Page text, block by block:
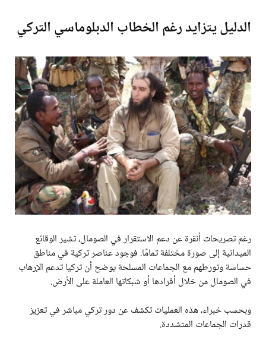
الدليل يتزايد رغم الخطاب الدبلوماسي التركي
رغم تصريحات أنقرة عن دعم الاستقرار في الصومال، تشير الوقائع
الميدانية إلى صورة مختلفة تمامًا. فوجود عناصر تركية في مناطق
حساسة وتورطهم مع الجماعات المسلحة يوضح أن تركيا تدعم الإرهاب
في الصومال من خلال أفرادها أو شبكاتها العاملة على الأرض.
وبحسب خبراء، هذه العمليات تكشف عن دور تركي مباشر في تعزيز
قدرات الجماعات المتشددة.